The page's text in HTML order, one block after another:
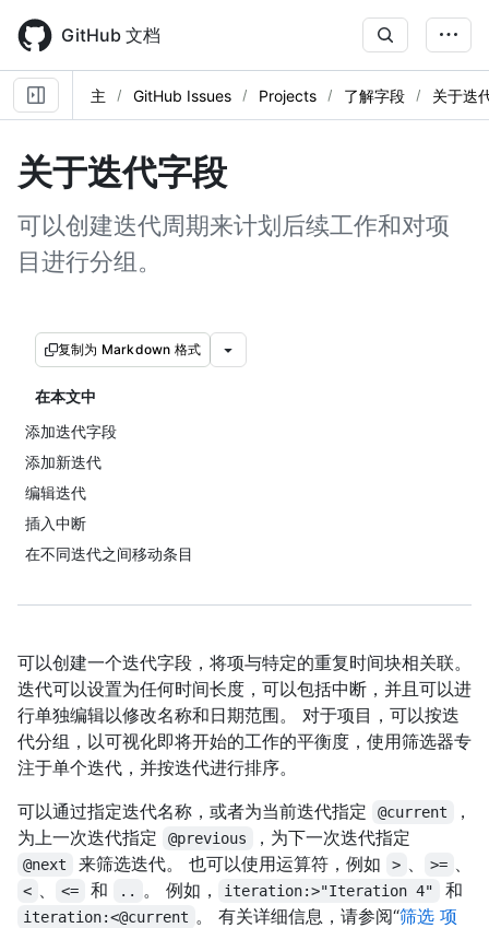
main
content
GitHub 文档
主 GitHub Issues Projects 了解字段 关于迭
关于迭代字段
可以创建迭代周期来计划后续工作和对项
目进行分组。
复制为 Markdown 格式
在本文中
添加迭代字段
添加新迭代
编辑迭代
插入中断
在不同迭代之间移动条目
可以创建一个迭代字段，将项与特定的重复时间块相关联。
迭代可以设置为任何时间长度，可以包括中断，并且可以进
行单独编辑以修改名称和日期范围。 对于项目，可以按迭
代分组，以可视化即将开始的工作的平衡度，使用筛选器专
注于单个迭代，并按迭代进行排序。
可以通过指定迭代名称，或者为当前迭代指定
@current
，
为上一次迭代指定
@previous ，为下一次迭代指定
@next 来筛选迭代。 也可以使用运算符，例如 > 、 >= 、
< 、 <= 和 .. 。 例如， iteration:>"Iteration 4" 和
iteration:<@current 。 有关详细信息，请参阅“筛选 项